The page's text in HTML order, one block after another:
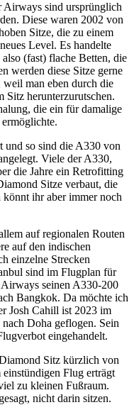
Airways sind ursprünglich
Diese waren 2002 von
Sitze, die zu einem
Level. Es handelte
(fast) flache Betten, die
werden diese Sitze gerne
weil man eben durch die
Sitz herunterzurutschen.
die ein für damalige
und so sind die A330 von
Viele der A330,
die Jahre ein Retrofitting
Sitze verbaut, die
ihr aber immer noch
auf regionalen Routen
auf den indischen
einzelne Strecken
sind im Flugplan für
seinen A330-200
Bangkok. Da möchte ich
Josh Cahill ist 2023 im
Doha geflogen. Sein
eingehandelt.
Sitz kürzlich von
Flug erträgt
zu kleinen Fußraum.
nicht darin sitzen.